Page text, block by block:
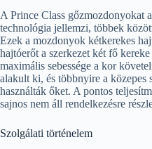
A Prince Class gőzmozdonyokat
technológia jellemzi, többek
Ezek a mozdonyok kétkerekes
hajtóerőt a szerkezet két fő
maximális sebessége a kor
alakult ki, és többnyire a közepes
használták őket. A pontos
sajnos nem áll rendelkezésre
Szolgálati történelem